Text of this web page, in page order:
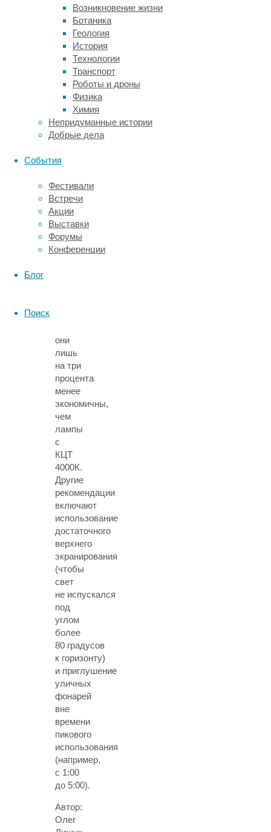
Возникновение жизни
Ботаника
Геология
История
Технологии
Транспорт
Роботы и дроны
Физика
Химия
Непридуманные истории
Добрые дела
События
Фестивали
Встречи
Акции
Выставки
Форумы
Конференции
Блог
Поиск
и станет
новым
стандартом.
В связи
с этим
они
рекомендуют
использовать
лампы
с КЦТ
не
3000К.
все
еще
воспринимается
как
белый,
но содержит
они
лишь
на три
процента
менее
экономичны,
чем
лампы
с
КЦТ
4000К.
Другие
рекомендации
включают
использование
достаточного
верхнего
экранирования
(чтобы
свет
не испускался
под
углом
более
80 градусов
к горизонту)
и приглушение
уличных
фонарей
вне
времени
пикового
использования
(например,
с 1:00
до 5:00).
Автор:
Олег